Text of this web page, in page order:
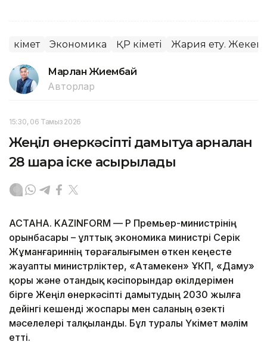
Үкімет Экономика ҚР Үкіметі Жария ету.
Марлан Жиембай
Авторлар
15:30, 06 Тамыз 2026
Жеңіл өнеркәсіпті дамытуға арналған
28 шара іске асырылады
АСТАНА. KAZINFORM — ҚР Премьер-министрінің
орынбасары – ұлттық экономика министрі Серік
Жұманғариннің төрағалығымен өткен кеңесте
жауапты министрліктер, «Атамекен» ҰКП, «Даму»
қоры және отандық кәсіпорындар өкілдерімен
бірге Жеңіл өнеркәсіпті дамытудың 2030 жылға
дейінгі кешенді жоспары мен саланың өзекті
мәселелері талқыланды. Бұл туралы Үкімет мәлім
етті.